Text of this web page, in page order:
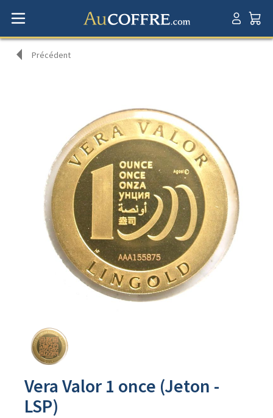
Précédent
produit
Vera Valor 1 once (Jeton -
LSP)